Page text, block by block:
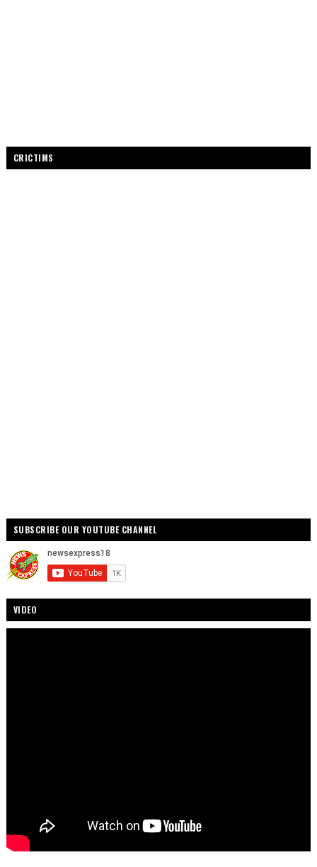
CRICTIMS
SUBSCRIBE OUR YOUTUBE CHANNEL
VIDEO